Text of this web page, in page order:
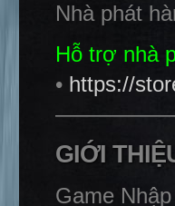
Nhà phát
Hỗ trợ nhà
• https://
GIỚI
Game